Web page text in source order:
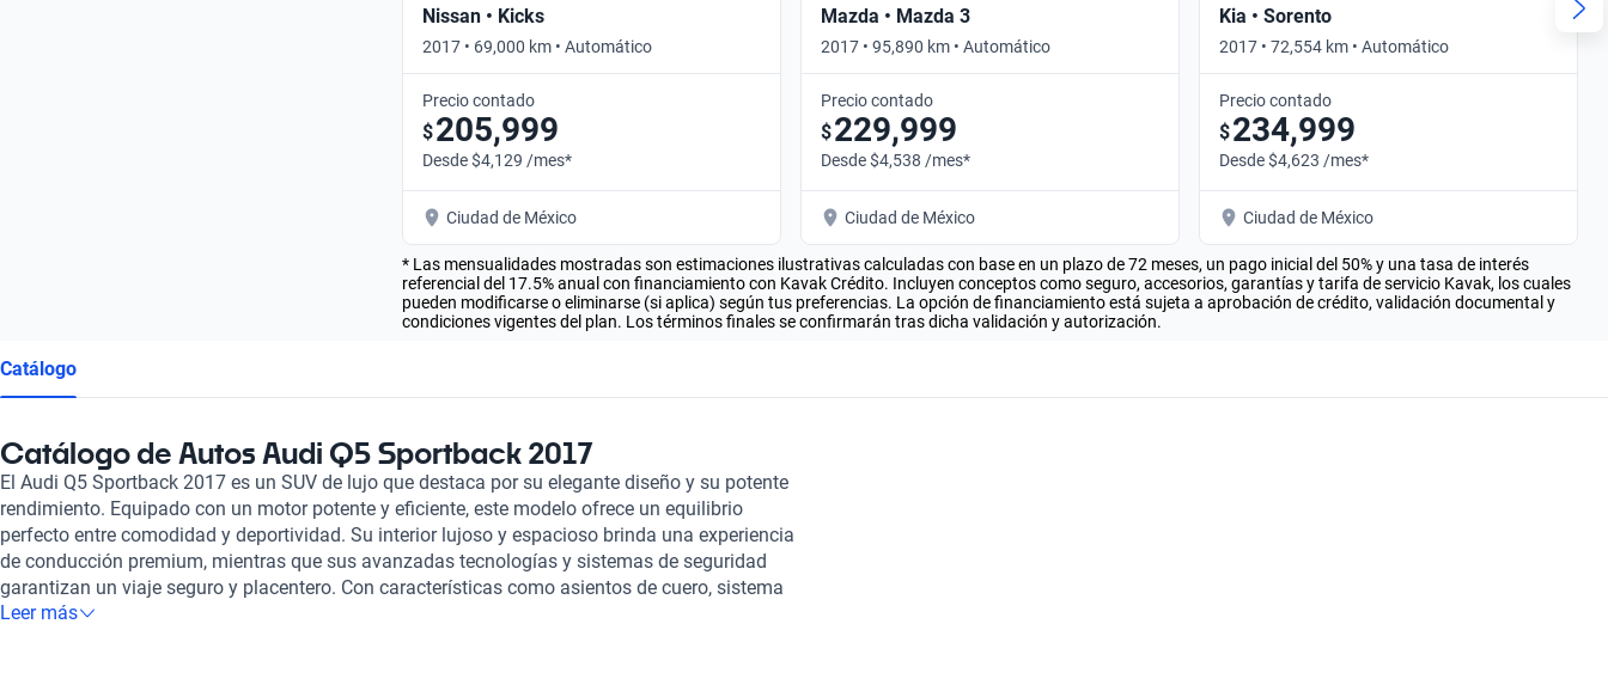
Nissan • Kicks
2017 • 69,000 km • Automático
Precio contado
$205,999
Desde $4,129 /mes*
Ciudad de México
Mazda • Mazda 3
2017 • 95,890 km • Automático
Precio contado
$229,999
Desde $4,538 /mes*
Ciudad de México
Kia • Sorento
2017 • 72,554 km • Automático
Precio contado
$234,999
Desde $4,623 /mes*
Ciudad de México
* Las mensualidades mostradas son estimaciones ilustrativas calculadas con base en un plazo de 72 meses, un pago inicial del 50% y una tasa de interés
referencial del 17.5% anual con financiamiento con Kavak Crédito. Incluyen conceptos como seguro, accesorios, garantías y tarifa de servicio Kavak, los cuales
pueden modificarse o eliminarse (si aplica) según tus preferencias. La opción de financiamiento está sujeta a aprobación de crédito, validación documental y
condiciones vigentes del plan. Los términos finales se confirmarán tras dicha validación y autorización.
Catálogo
Catálogo de Autos Audi Q5 Sportback 2017
El Audi Q5 Sportback 2017 es un SUV de lujo que destaca por su elegante diseño y su potente
rendimiento. Equipado con un motor potente y eficiente, este modelo ofrece un equilibrio
perfecto entre comodidad y deportividad. Su interior lujoso y espacioso brinda una experiencia
de conducción premium, mientras que sus avanzadas tecnologías y sistemas de seguridad
garantizan un viaje seguro y placentero. Con características como asientos de cuero, sistema
de sonido premium y asistente de estacionamiento, el Audi Q5 Sportback 2017 es una opción
Leer más